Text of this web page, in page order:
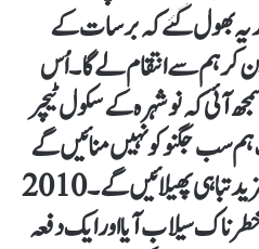
یہ بھول گئے کہ برسات کے
کر ہم سے انتقام لے گا۔ اُس
آئی کہ نوشہرہ کے سکول ٹیچر
سب جگنو کو نہیں منائیں گے
یہ سیلاب بار بار آئیں گے اور مزید تباہی پھیلائیں گے ۔ 2010
زیادہ خطر ناک سیلاب آیا اور ایک دفعہ